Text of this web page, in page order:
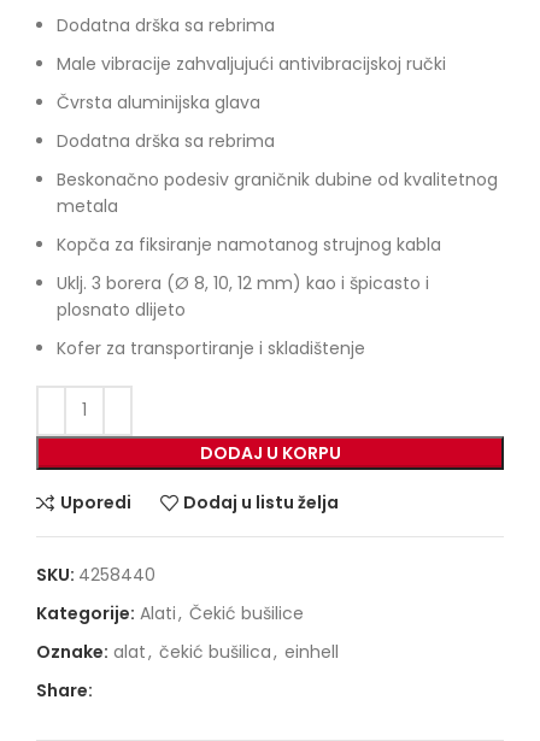
Dodatna drška sa rebrima
Male vibracije zahvaljujući antivibracijskoj ručki
Čvrsta aluminijska glava
Dodatna drška sa rebrima
Beskonačno podesiv graničnik dubine od kvalitetnog
metala
Kopča za fiksiranje namotanog strujnog kabla
Uklj. 3 borera (Ø 8, 10, 12 mm) kao i špicasto i
plosnato dlijeto
Kofer za transportiranje i skladištenje
DODAJ U KORPU
Uporedi Dodaj u listu želja
SKU: 4258440
Kategorije: Alati, Čekić bušilice
Oznake: alat, čekić bušilica, einhell
Share: